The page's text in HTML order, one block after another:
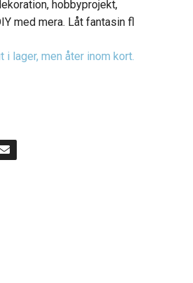
hobbyprojekt,
med mera. Låt fantasin fl
i lager, men åter inom kort.